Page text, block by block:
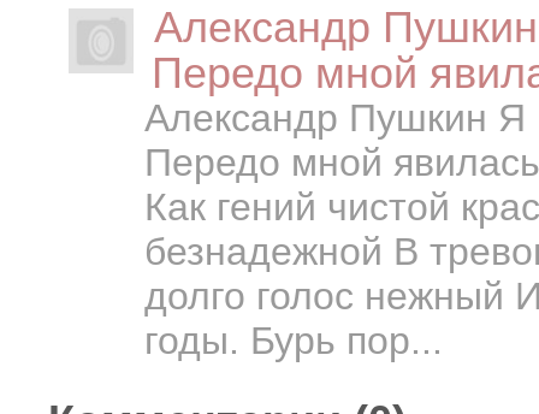
Александр
Передо мной
Александр Пушкин Я
Передо мной
Как гений чистой
безнадежной В
долго голос нежный
годы. Бурь пор...